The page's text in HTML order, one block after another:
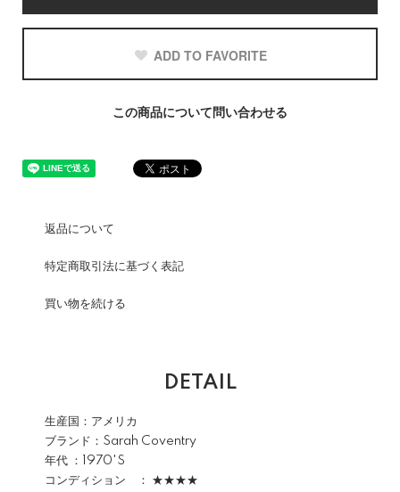
ADD TO FAVORITE
この商品について問い合わせる
返品について
特定商取引法に基づく表記
買い物を続ける
DETAIL
生産国：アメリカ
ブランド： Sarah Coventry
年代 ：1970'S
コンディション ： ★★★★